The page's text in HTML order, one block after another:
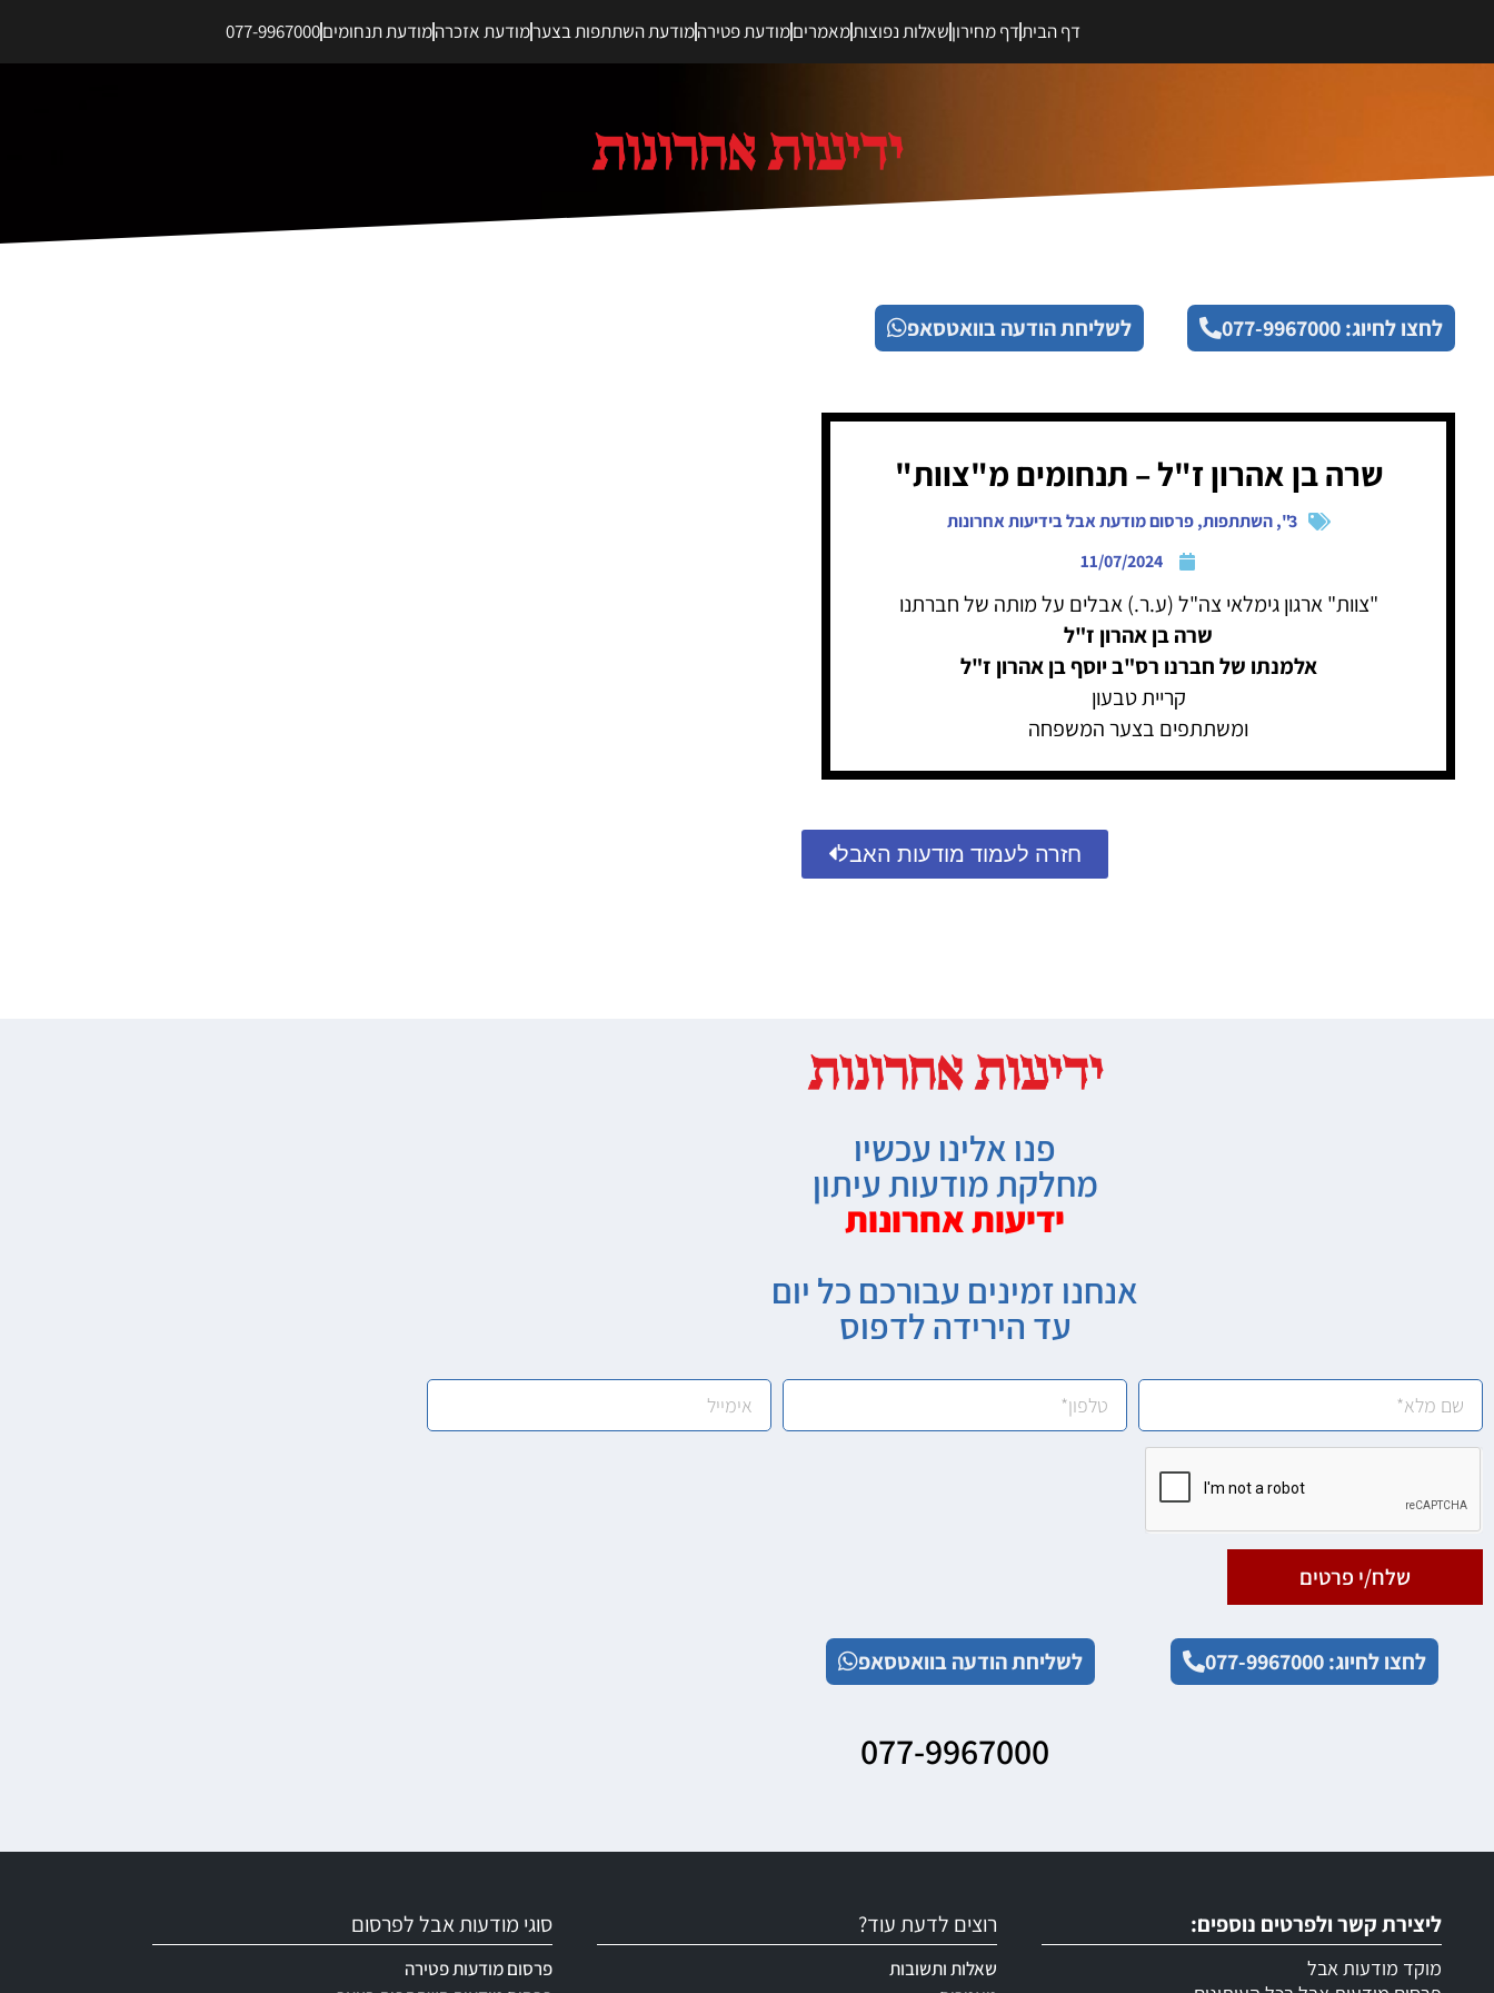
דף הביתדף מחירוןשאלות נפוצותמאמריםמודעת פטירהמודעת השתתפות בצערמודעת אזכרהמודעת תנחומים077-9967000
לחצו לחיוג: 077-9967000 לשליחת הודעה בוואטסאפ
שרה בן אהרון ז"ל – תנחומים מ"צוות"
3"
,השתתפות,פרסום מודעת אבל בידיעות אחרונות
11/07/2024
"צוות" ארגון גימלאי צה"ל (ע.ר.) אבלים על מותה של חברתנו
שרה בן אהרון ז"ל
אלמנתו של חברנו רס"ב יוסף בן אהרון ז"ל
קריית טבעון
ומשתתפים בצער המשפחה
חזרה לעמוד מודעות האבל
פנו אלינו עכשיו
מחלקת מודעות עיתון
ידיעות אחרונות
אנחנו זמינים עבורכם כל יום
עד הירידה לדפוס
שלח/י פרטים
לחצו לחיוג: 077-9967000 לשליחת הודעה בוואטסאפ
077-9967000
ליצירת קשר ולפרטים נוספים:
מוקד מודעות אבל
רוצים לדעת עוד?
שאלות ותשובות
סוגי מודעות אבל לפרסום
פרסום מודעות פטירה